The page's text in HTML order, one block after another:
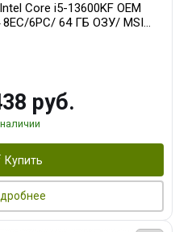
Core i5-13600KF OEM
8EC/6PC/ 64 ГБ ОЗУ/ MSI
GDDR7 256bit 3xDP
руб.
Купить